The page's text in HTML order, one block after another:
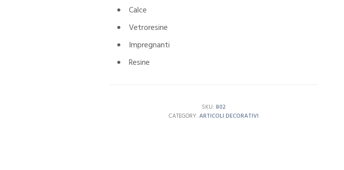
Calce
Vetroresine
Impregnanti
Resine
SKU: 802
CATEGORY: ARTICOLI DECORATIVI